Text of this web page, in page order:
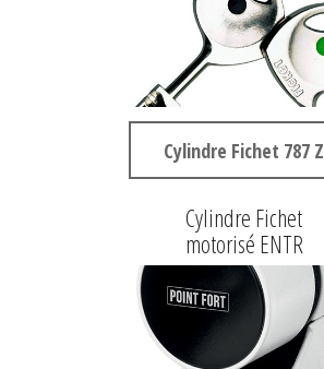
Cylindre Fichet 787 Z
Cylindre Fichet
motorisé ENTR